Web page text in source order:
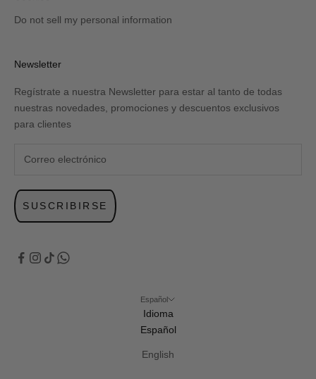
Do not sell my personal information
Newsletter
Regístrate a nuestra Newsletter para estar al tanto de todas
nuestras novedades, promociones y descuentos exclusivos
para clientes
SUSCRIBIRSE
Español
Idioma
Español
English